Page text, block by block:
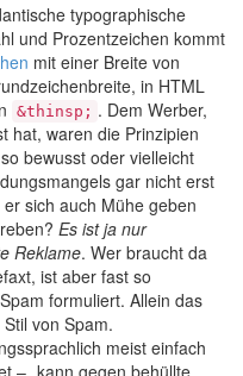
typographische
und Prozentzeichen kommt
mit einer Breite von
in HTML
&thinsp; . Dem Werber,
hat, waren die Prinzipien
bewusst oder vielleicht
gar nicht erst
sich auch Mühe geben
Es ist ja nur
Reklame. Wer braucht da
ist aber fast so
formuliert. Allein das
Stil von Spam.
meist einfach
– „kann gegen behüllte